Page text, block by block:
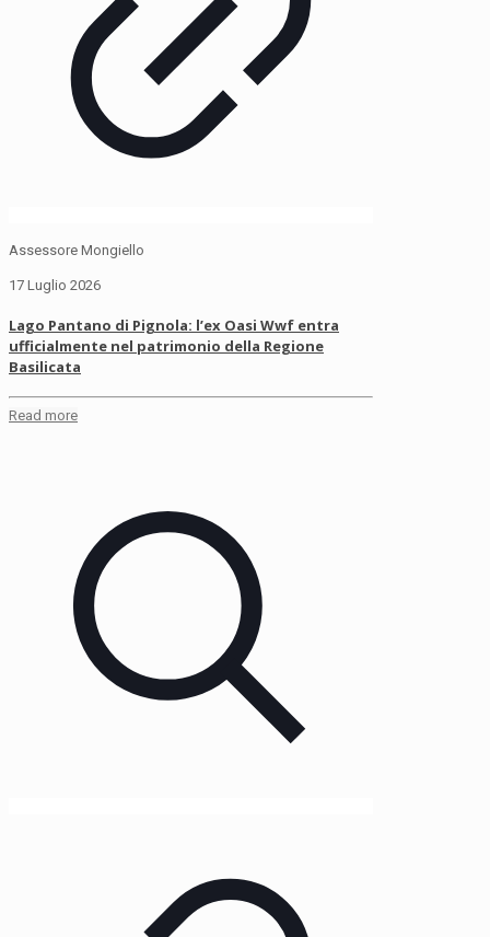
Assessore Mongiello
17 Luglio 2026
Lago Pantano di Pignola: l’ex Oasi Wwf entra
ufficialmente nel patrimonio della Regione
Basilicata
Read more